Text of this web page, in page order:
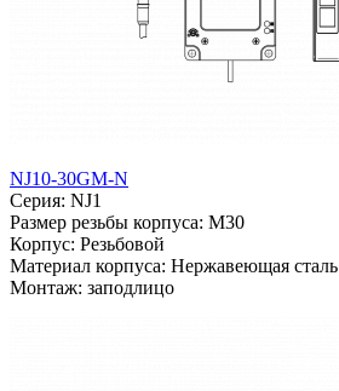
NJ10-30GM-N
Серия: NJ1
Размер резьбы корпуса: M30
Корпус: Резьбовой
Материал корпуса: Нержавеющая сталь
Монтаж: заподлицо